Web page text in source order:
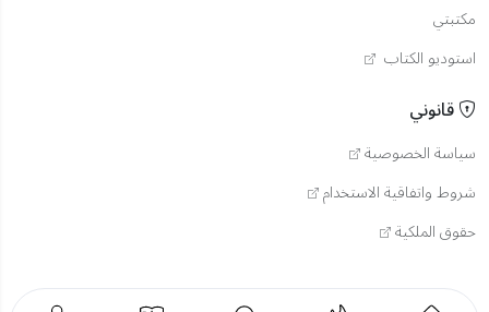
مكتبتي
استوديو الكتاب
قانوني
سياسة الخصوصية
شروط واتفاقية الاستخدام
حقوق الملكية